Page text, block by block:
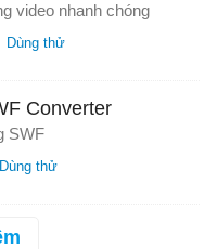
video nhanh chóng
Converter
SWF